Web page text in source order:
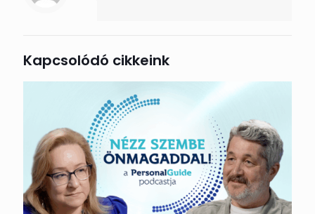
Kapcsolódó cikkeink